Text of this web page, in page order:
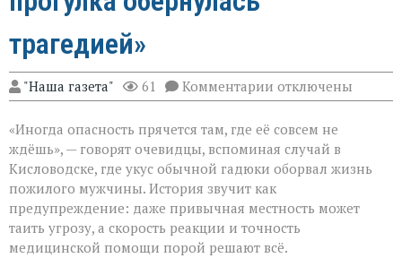
трагедией»
"Наша газета" 61 Комментарии к
записи
укус:
как
обычная
прогулка
обернулась
трагедией»
отключены
«Иногда опасность прячется там, где её совсем не
ждёшь», — говорят очевидцы, вспоминая случай в
Кисловодске, где укус обычной гадюки оборвал жизнь
пожилого мужчины. История звучит как
предупреждение: даже привычная местность может
таить угрозу, а скорость реакции и точность
медицинской помощи порой решают всё.